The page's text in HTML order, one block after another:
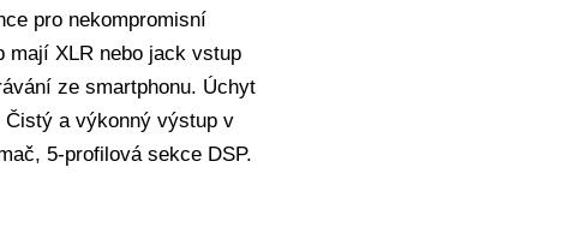
pro nekompromisní
mají XLR nebo jack vstup
ze smartphonu. Úchyt
a výkonný výstup v
5-profilová sekce DSP.